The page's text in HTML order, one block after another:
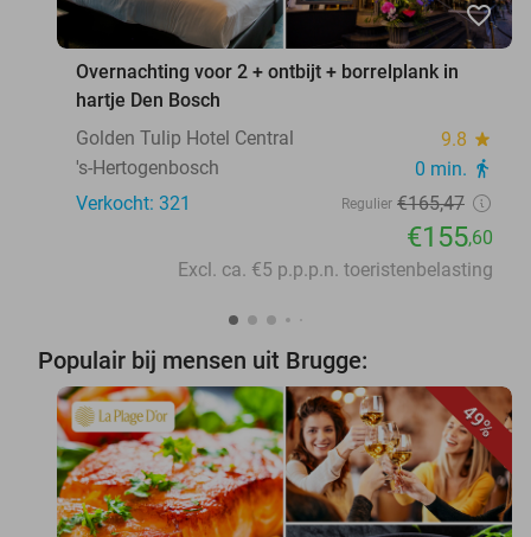
favorite_border
Overnachting voor 2 + ontbijt + borrelplank in
hartje Den Bosch
Golden Tulip Hotel Central
9.8 star
's-Hertogenbosch 0 min. directions_walk
Verkocht: 321 Regulier €165,47
€155,60
Excl. ca. €5 p.p.p.n. toeristenbelasting
Populair bij mensen uit Brugge:
49%